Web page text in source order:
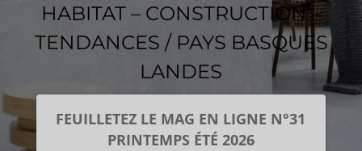
HABITAT – CONSTRUCTION –
TENDANCES / PAYS BASQUES
LANDES
FEUILLETEZ LE MAG EN LIGNE N°31
PRINTEMPS ÉTÉ 2026